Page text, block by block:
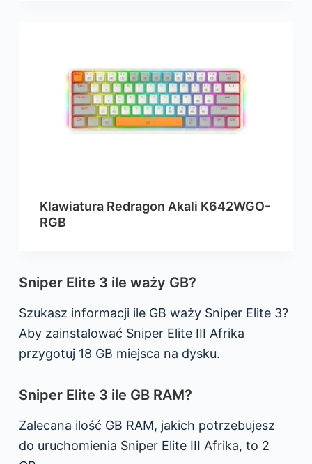
Klawiatura Redragon Akali K642WGO-
RGB
Sniper Elite 3 ile waży GB?
Szukasz informacji ile GB waży Sniper Elite 3?
Aby zainstalować Sniper Elite III Afrika
przygotuj 18 GB miejsca na dysku.
Sniper Elite 3 ile GB RAM?
Zalecana ilość GB RAM, jakich potrzebujesz
do uruchomienia Sniper Elite III Afrika, to 2